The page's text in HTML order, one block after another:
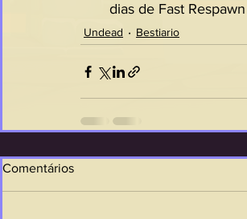
dias de Fast
Undead Bestiario
Comentários